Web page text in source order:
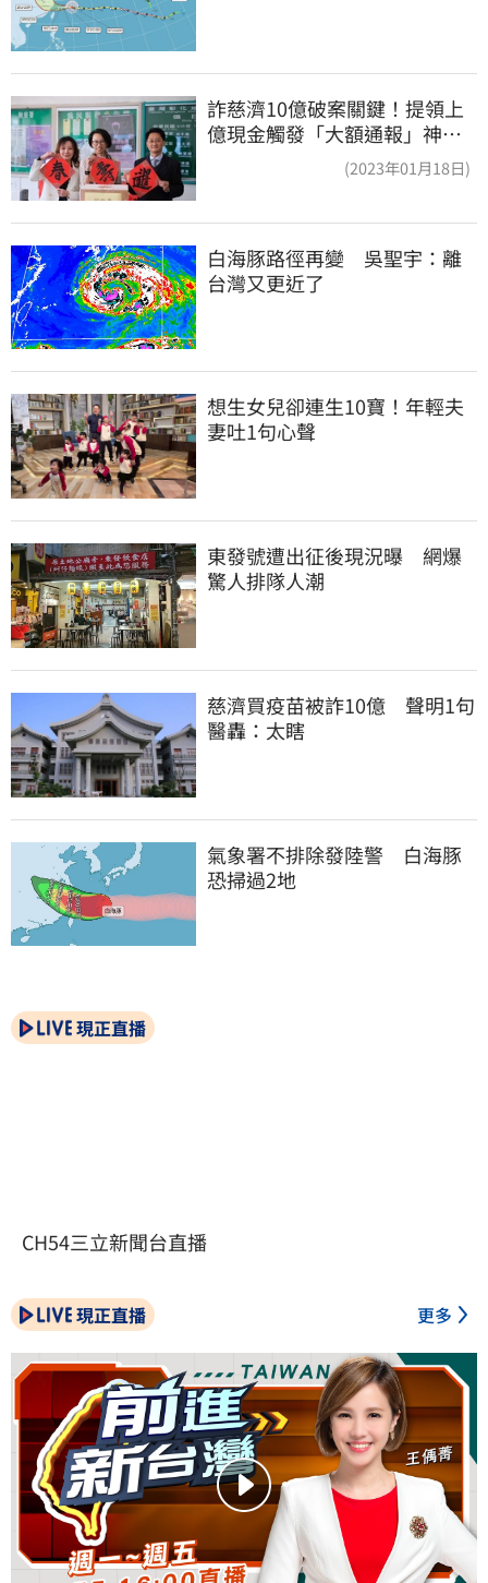
詐慈濟10億破案關鍵！提領上
億現金觸發「大額通報」神鬼
(2023年01月18日)
白海豚路徑再變　吳聖宇：離
台灣又更近了
想生女兒卻連生10寶！年輕夫
妻吐1句心聲
東發號遭出征後現況曝　網爆
驚人排隊人潮
慈濟買疫苗被詐10億　聲明1句
醫轟：太瞎
氣象署不排除發陸警　白海豚
恐掃過2地
現正直播
CH54三立新聞台直播
現正直播 更多